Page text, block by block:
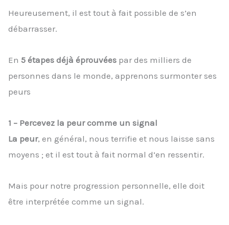
Heureusement, il est tout à fait possible de s’en
débarrasser.
En 5 étapes déjà éprouvées par des milliers de
personnes dans le monde, apprenons surmonter ses
peurs
1 – Percevez la peur comme un signal
La peur, en général, nous terrifie et nous laisse sans
moyens ; et il est tout à fait normal d’en ressentir.
Mais pour notre progression personnelle, elle doit
être interprétée comme un signal.